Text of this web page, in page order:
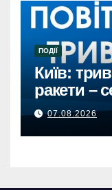
ПОДІЇ
Київ:
ракети –
07.08.2026